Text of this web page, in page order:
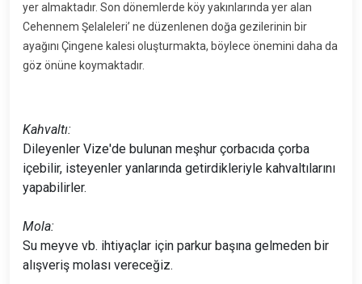
yer almaktadır. Son dönemlerde köy yakınlarında yer alan
Cehennem Şelaleleri’ ne düzenlenen doğa gezilerinin bir
ayağını Çingene kalesi oluşturmakta, böylece önemini daha da
göz önüne koymaktadır.
Kahvaltı:
Dileyenler Vize'de bulunan meşhur çorbacıda çorba
içebilir, isteyenler yanlarında getirdikleriyle kahvaltılarını
yapabilirler.
Mola:
Su meyve vb. ihtiyaçlar için parkur başına gelmeden bir
alışveriş molası vereceğiz.